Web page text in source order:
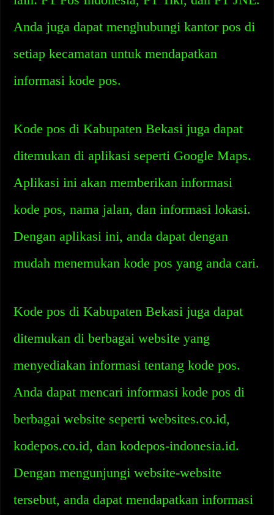
Anda juga dapat menghubungi kantor pos di
setiap kecamatan untuk mendapatkan
informasi kode pos.
Kode pos di Kabupaten Bekasi juga dapat
ditemukan di aplikasi seperti Google Maps.
Aplikasi ini akan memberikan informasi
kode pos, nama jalan, dan informasi lokasi.
Dengan aplikasi ini, anda dapat dengan
mudah menemukan kode pos yang anda cari.
Kode pos di Kabupaten Bekasi juga dapat
ditemukan di berbagai website yang
menyediakan informasi tentang kode pos.
Anda dapat mencari informasi kode pos di
berbagai website seperti websites.co.id,
kodepos.co.id, dan kodepos-indonesia.id.
Dengan mengunjungi website-website
tersebut, anda dapat mendapatkan informasi